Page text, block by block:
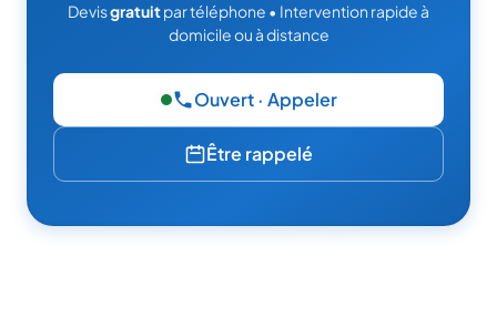
Devisgratuitpar téléphone • Intervention rapide à
domicile ou à distance
Ouvert · Appeler— 06 49 95 52 86
Être rappelé